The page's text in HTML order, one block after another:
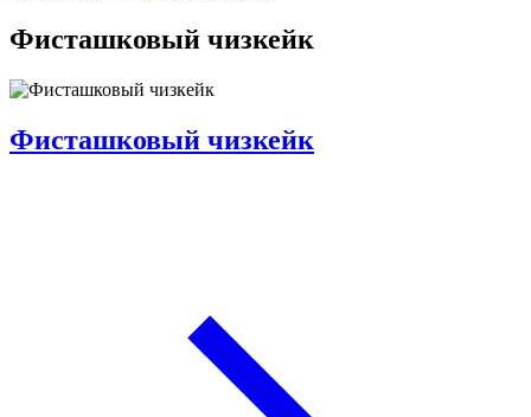
Фисташковый чизкейк
Фисташковый чизкейк